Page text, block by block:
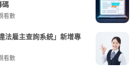
碼
看數
法雇主查詢系統」新增專
看數